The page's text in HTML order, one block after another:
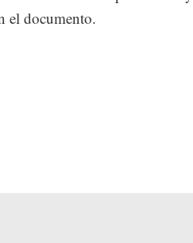
el documento.